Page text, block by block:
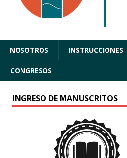
NOSOTROS INSTRUCCIONES
CONGRESOS
INGRESO DE MANUSCRITOS